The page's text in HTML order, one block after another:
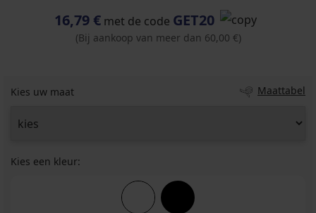
16,79 €met de code GET20
(Bij aankoop van meer dan 60,00 €)
Kies uw maat Maattabel
Kies een kleur: